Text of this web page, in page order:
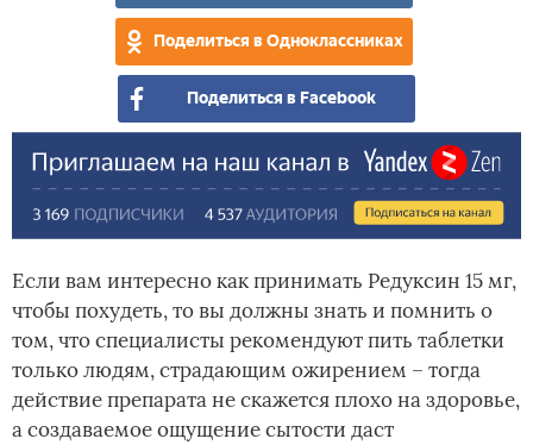
Поделиться в Одноклассниках
Поделиться в Facebook
Если вам интересно как принимать Редуксин 15 мг,
чтобы похудеть, то вы должны знать и помнить о
том, что специалисты рекомендуют пить таблетки
только людям, страдающим ожирением – тогда
действие препарата не скажется плохо на здоровье,
а создаваемое ощущение сытости даст